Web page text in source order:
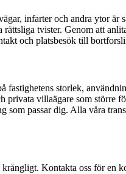
infarter och andra ytor
tvister. Genom att
och platsbesök till
storlek,
privata villaägare som
passar dig. Alla våra
Kontakta oss för